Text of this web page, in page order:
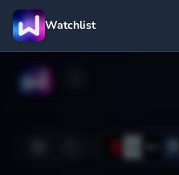
Watchlist